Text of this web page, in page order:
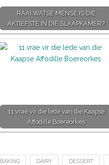
RAAI WATSE MENSE IS DIE
AKTIEFSTE IN DIE SLAAPKAMER?
11 vrae vir die lede van die Kaapse
Affodille Boereorkes
BAKING DAIRY DESSERT